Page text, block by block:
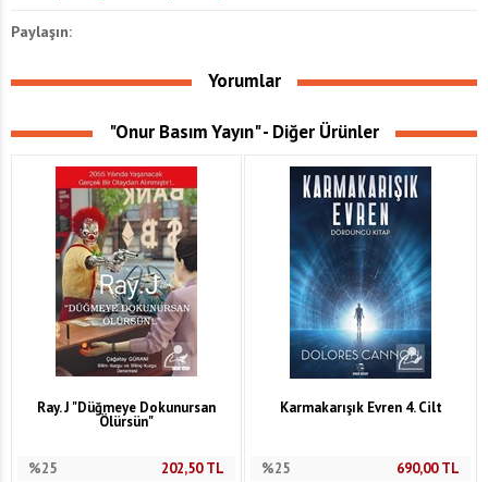
Paylaşın:
Yorumlar
"Onur Basım Yayın" - Diğer Ürünler
Ray. J "Düğmeye Dokunursan
Ölürsün"
%25 202,50TL
Karmakarışık Evren 4. Cilt
%25 690,00TL